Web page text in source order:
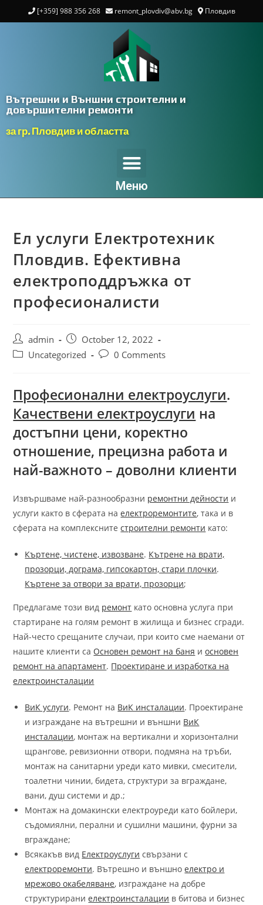
[+359] 988 356 268 remont_plovdiv@abv.bg Пловдив
Вътрешни и Външни строителни и
довършителни ремонти
за гр. Пловдив и областта
Меню
Ел услуги Електротехник
Пловдив. Ефективна
електроподдръжка от
професионалисти
admin
October 12, 2022
Uncategorized
0 Comments
Професионални електроуслуги.
Качествени електроуслуги на
достъпни цени, коректно
отношение, прецизна работа и
най-важното – доволни клиенти
Извършваме най-разнообразни ремонтни дейности и
услуги както в сферата наелектроремонтите, така и в
сферата на комплекснитестроителни ремонти като:
Къртене, чистене, извозване. Кътрене на врати,
прозорци, дограма, гипсокартон, стари плочки.
Къртене за отвори за врати, прозорци;
Предлагаме този вид ремонт като основна услуга при
стартиране на голям ремонт в жилища и бизнес сгради.
Най-често срещаните случаи, при които сме наемани от
нашите клиенти са Основен ремонт на баня иосновен
ремонт на апартамент. Проектиране и изработка на
електроинсталации
ВиК услуги. Ремонт на ВиК инсталации. Проектиране
и изграждане на вътрешни и външни ВиК
инсталации, монтаж на вертикални и хоризонтални
щрангове, ревизионни отвори, подмяна на тръби,
монтаж на санитарни уреди като мивки, смесители,
тоалетни чинии, бидета, структури за вграждане,
вани, душ системи и др.;
Монтаж на домакински електроуреди като бойлери,
съдомиялни, перални и сушилни машини, фурни за
вграждане;
Всякакъв вид Електроуслуги свързани с
електроремонти. Вътрешно и външноелектро и
мрежово окабеляване, изграждане на добре
структурираниелектроинсталации в битова и бизнес